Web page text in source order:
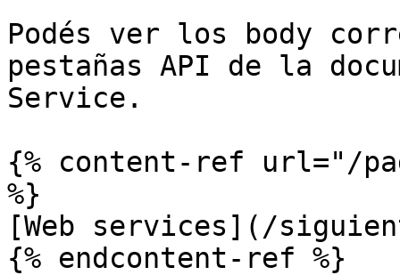
Podés ver los body
pestañas API de la
Service.
{% content-ref url="/
%}
[Web services](/
{% endcontent-ref %}